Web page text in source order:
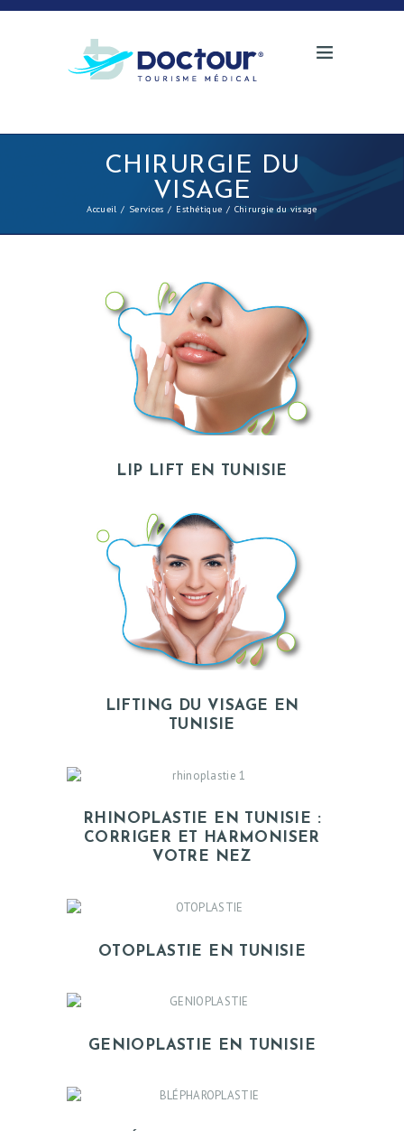
CHIRURGIE DU
VISAGE
Accueil Services Esthétique Chirurgie du visage
LIP LIFT EN TUNISIE
LIFTING DU VISAGE EN
TUNISIE
RHINOPLASTIE EN TUNISIE :
CORRIGER ET HARMONISER
VOTRE NEZ
OTOPLASTIE EN TUNISIE
GENIOPLASTIE EN TUNISIE